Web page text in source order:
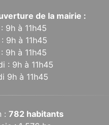
de la mairie :
9h à 11h45
9h à 11h45
9h à 11h45
: 9h à 11h45
9h à 11h45
:782 habitants